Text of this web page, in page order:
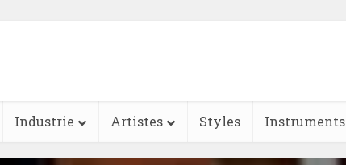
Industrie Artistes Styles Instruments